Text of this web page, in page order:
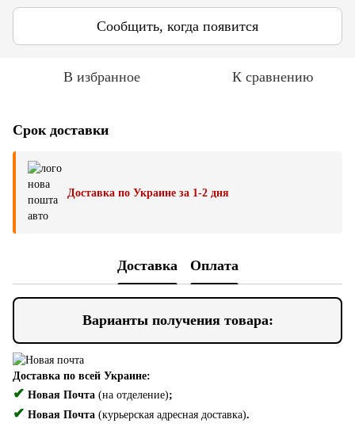
Сообщить, когда появится
В избранное К сравнению
Срок доставки
Доставка по Украине за 1-2 дня
Доставка Оплата
Варианты получения товара:
Доставка по всей Украине:
✔ Новая Почта (на отделение);
✔ Новая Почта (курьерская адресная доставка).